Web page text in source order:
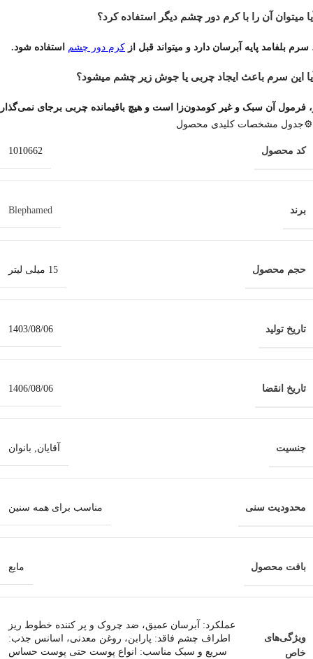
سرم بلفامد پایه آبرسان دارد و میتواند قبل از کرم دور چشم استفاده شود.
فرمول آن سبک و غیر کومدون‌زا است و هیچ باقیمانده چربی برجای
⚙️جدول مشخصات کلیدی محصول
کد محصول 1010662
برند Blephamed
حجم محصول 15 میلی لیتر
تاریخ تولید 1403/08/06
تاریخ انقضا 1406/08/06
جنسیت آقایان, بانوان
محدودیت سنی مناسب برای همه سنین
بافت محصول مایع
ویژگی‌های
خاص
عملکرد: آبرسان عمیق، ضد چروک و پر کننده خطوط ریز
اطراف چشم فاقد: پارابن، روغن معدنی، اسانس جذب:
سریع و سبک مناسب: انواع پوست حتی پوست حساس